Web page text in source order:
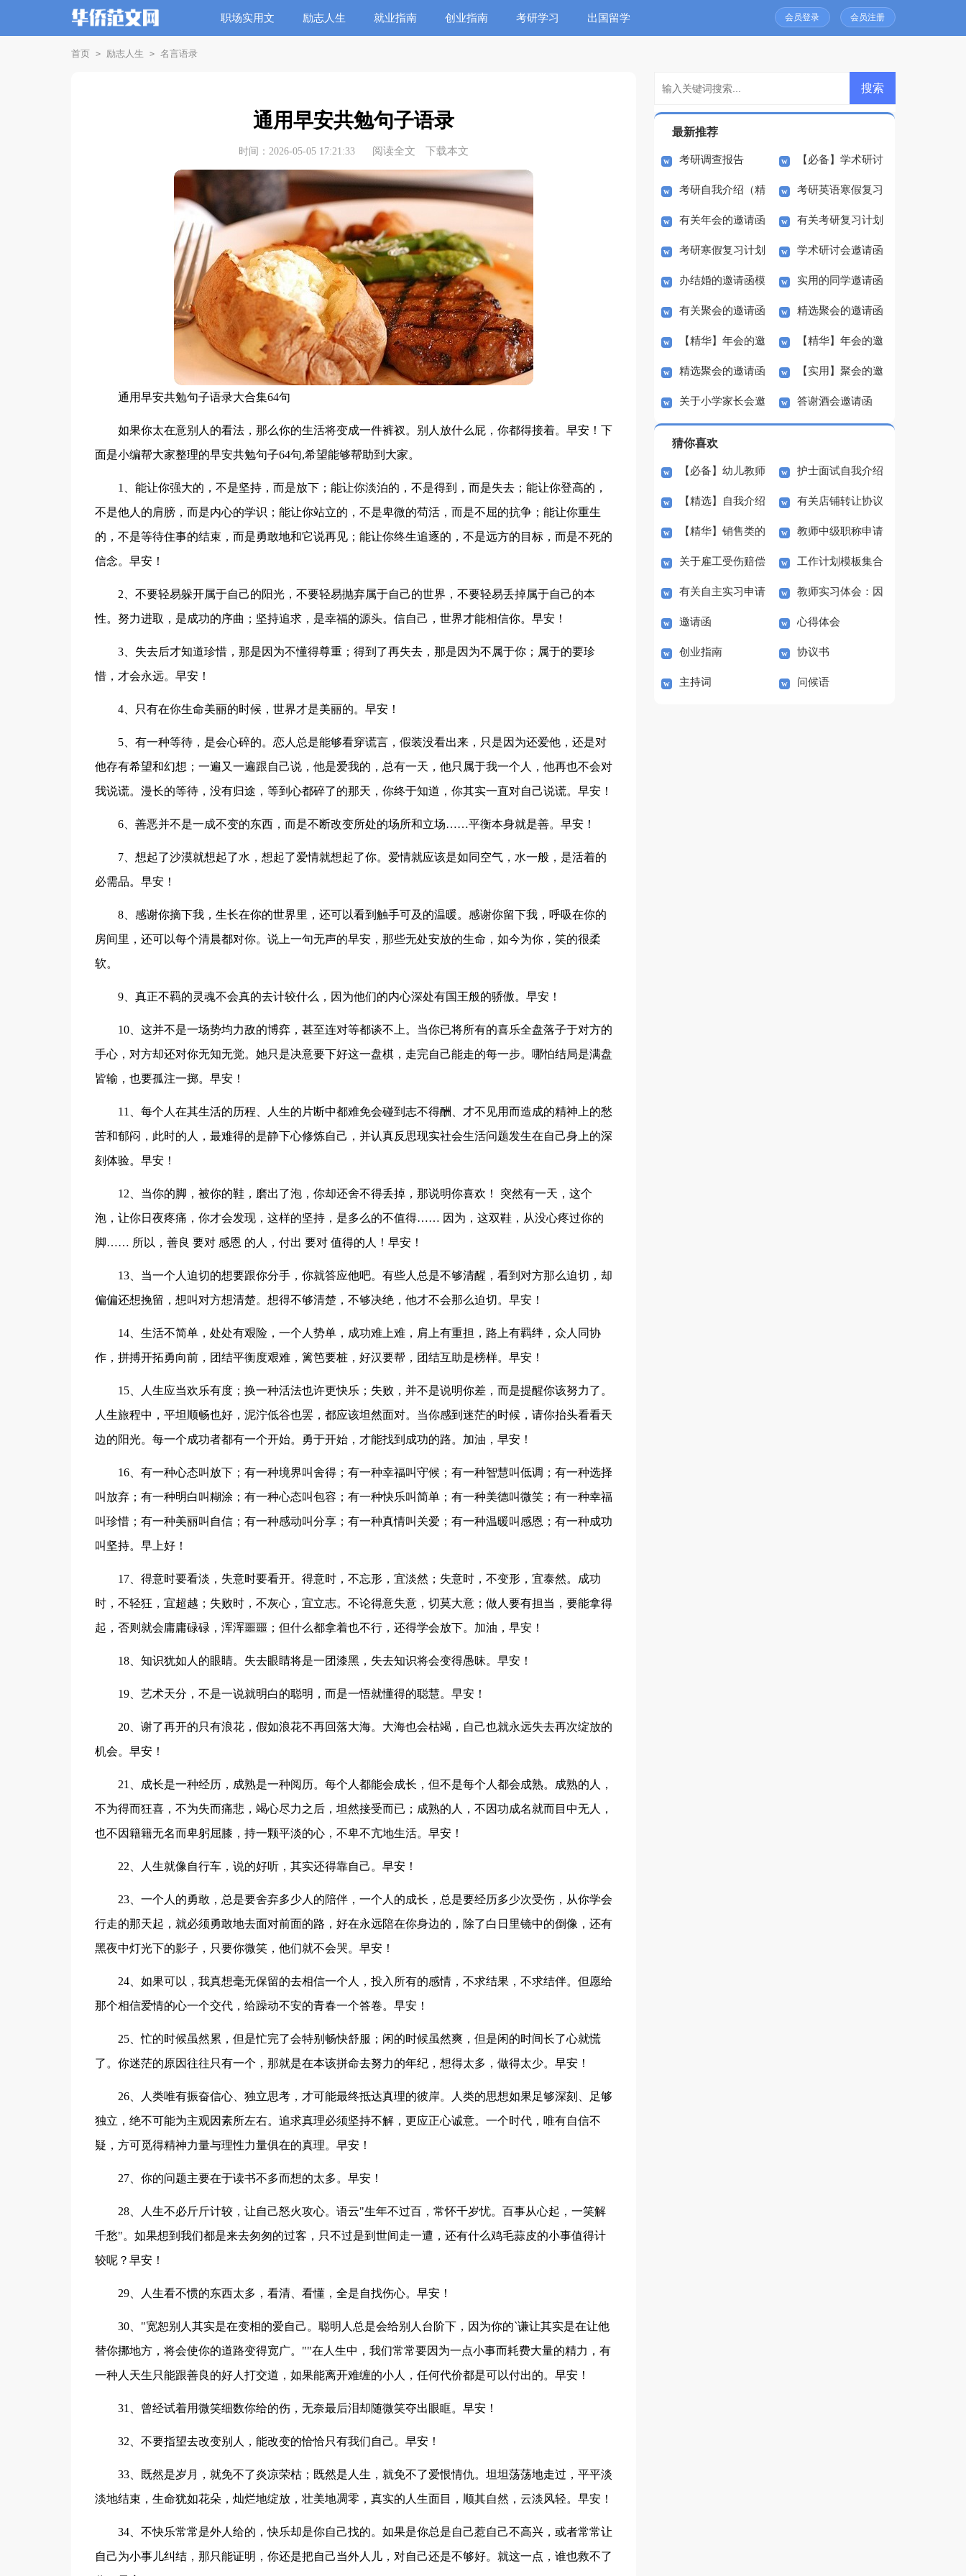
职场实用文 励志人生 就业指南 创业指南 考研学习 出国留学 会员登录 会员注册
首页 > 励志人生 > 名言语录
通用早安共勉句子语录
时间：2026-05-05 17:21:33 阅读全文 下载本文
通用早安共勉句子语录大合集64句
如果你太在意别人的看法，那么你的生活将变成一件裤衩。别人放什么屁，你都得接着。早安！下
面是小编帮大家整理的早安共勉句子64句,希望能够帮助到大家。
1、能让你强大的，不是坚持，而是放下；能让你淡泊的，不是得到，而是失去；能让你登高的，
不是他人的肩膀，而是内心的学识；能让你站立的，不是卑微的苟活，而是不屈的抗争；能让你重生
的，不是等待住事的结束，而是勇敢地和它说再见；能让你终生追逐的，不是远方的目标，而是不死的
信念。早安！
2、不要轻易躲开属于自己的阳光，不要轻易抛弃属于自己的世界，不要轻易丢掉属于自己的本
性。努力进取，是成功的序曲；坚持追求，是幸福的源头。信自己，世界才能相信你。早安！
3、失去后才知道珍惜，那是因为不懂得尊重；得到了再失去，那是因为不属于你；属于的要珍
惜，才会永远。早安！
4、只有在你生命美丽的时候，世界才是美丽的。早安！
5、有一种等待，是会心碎的。恋人总是能够看穿谎言，假装没看出来，只是因为还爱他，还是对
他存有希望和幻想；一遍又一遍跟自己说，他是爱我的，总有一天，他只属于我一个人，他再也不会对
我说谎。漫长的等待，没有归途，等到心都碎了的那天，你终于知道，你其实一直对自己说谎。早安！
6、善恶并不是一成不变的东西，而是不断改变所处的场所和立场……平衡本身就是善。早安！
7、想起了沙漠就想起了水，想起了爱情就想起了你。爱情就应该是如同空气，水一般，是活着的
必需品。早安！
8、感谢你摘下我，生长在你的世界里，还可以看到触手可及的温暖。感谢你留下我，呼吸在你的
房间里，还可以每个清晨都对你。说上一句无声的早安，那些无处安放的生命，如今为你，笑的很柔
软。
9、真正不羁的灵魂不会真的去计较什么，因为他们的内心深处有国王般的骄傲。早安！
10、这并不是一场势均力敌的博弈，甚至连对等都谈不上。当你已将所有的喜乐全盘落子于对方的
手心，对方却还对你无知无觉。她只是决意要下好这一盘棋，走完自己能走的每一步。哪怕结局是满盘
皆输，也要孤注一掷。早安！
11、每个人在其生活的历程、人生的片断中都难免会碰到志不得酬、才不见用而造成的精神上的愁
苦和郁闷，此时的人，最难得的是静下心修炼自己，并认真反思现实社会生活问题发生在自己身上的深
刻体验。早安！
12、当你的脚，被你的鞋，磨出了泡，你却还舍不得丢掉，那说明你喜欢！ 突然有一天，这个
泡，让你日夜疼痛，你才会发现，这样的坚持，是多么的不值得…… 因为，这双鞋，从没心疼过你的
脚…… 所以，善良 要对 感恩 的人，付出 要对 值得的人！早安！
13、当一个人迫切的想要跟你分手，你就答应他吧。有些人总是不够清醒，看到对方那么迫切，却
偏偏还想挽留，想叫对方想清楚。想得不够清楚，不够决绝，他才不会那么迫切。早安！
14、生活不简单，处处有艰险，一个人势单，成功难上难，肩上有重担，路上有羁绊，众人同协
作，拼搏开拓勇向前，团结平衡度艰难，篱笆要桩，好汉要帮，团结互助是榜样。早安！
15、人生应当欢乐有度；换一种活法也许更快乐；失败，并不是说明你差，而是提醒你该努力了。
人生旅程中，平坦顺畅也好，泥泞低谷也罢，都应该坦然面对。当你感到迷茫的时候，请你抬头看看天
边的阳光。每一个成功者都有一个开始。勇于开始，才能找到成功的路。加油，早安！
16、有一种心态叫放下；有一种境界叫舍得；有一种幸福叫守候；有一种智慧叫低调；有一种选择
叫放弃；有一种明白叫糊涂；有一种心态叫包容；有一种快乐叫简单；有一种美德叫微笑；有一种幸福
叫珍惜；有一种美丽叫自信；有一种感动叫分享；有一种真情叫关爱；有一种温暖叫感恩；有一种成功
叫坚持。早上好！
17、得意时要看淡，失意时要看开。得意时，不忘形，宜淡然；失意时，不变形，宜泰然。成功
时，不轻狂，宜超越；失败时，不灰心，宜立志。不论得意失意，切莫大意；做人要有担当，要能拿得
起，否则就会庸庸碌碌，浑浑噩噩；但什么都拿着也不行，还得学会放下。加油，早安！
18、知识犹如人的眼睛。失去眼睛将是一团漆黑，失去知识将会变得愚昧。早安！
19、艺术天分，不是一说就明白的聪明，而是一悟就懂得的聪慧。早安！
20、谢了再开的只有浪花，假如浪花不再回落大海。大海也会枯竭，自己也就永远失去再次绽放的
机会。早安！
21、成长是一种经历，成熟是一种阅历。每个人都能会成长，但不是每个人都会成熟。成熟的人，
不为得而狂喜，不为失而痛悲，竭心尽力之后，坦然接受而已；成熟的人，不因功成名就而目中无人，
也不因籍籍无名而卑躬屈膝，持一颗平淡的心，不卑不亢地生活。早安！
22、人生就像自行车，说的好听，其实还得靠自己。早安！
23、一个人的勇敢，总是要舍弃多少人的陪伴，一个人的成长，总是要经历多少次受伤，从你学会
行走的那天起，就必须勇敢地去面对前面的路，好在永远陪在你身边的，除了白日里镜中的倒像，还有
黑夜中灯光下的影子，只要你微笑，他们就不会哭。早安！
24、如果可以，我真想毫无保留的去相信一个人，投入所有的感情，不求结果，不求结伴。但愿给
那个相信爱情的心一个交代，给躁动不安的青春一个答卷。早安！
25、忙的时候虽然累，但是忙完了会特别畅快舒服；闲的时候虽然爽，但是闲的时间长了心就慌
了。你迷茫的原因往往只有一个，那就是在本该拼命去努力的年纪，想得太多，做得太少。早安！
26、人类唯有振奋信心、独立思考，才可能最终抵达真理的彼岸。人类的思想如果足够深刻、足够
独立，绝不可能为主观因素所左右。追求真理必须坚持不解，更应正心诚意。一个时代，唯有自信不
疑，方可觅得精神力量与理性力量俱在的真理。早安！
27、你的问题主要在于读书不多而想的太多。早安！
28、人生不必斤斤计较，让自己怒火攻心。语云"生年不过百，常怀千岁忧。百事从心起，一笑解
千愁"。如果想到我们都是来去匆匆的过客，只不过是到世间走一遭，还有什么鸡毛蒜皮的小事值得计
较呢？早安！
29、人生看不惯的东西太多，看清、看懂，全是自找伤心。早安！
30、"宽恕别人其实是在变相的爱自己。聪明人总是会给别人台阶下，因为你的`谦让其实是在让他
替你挪地方，将会使你的道路变得宽广。""在人生中，我们常常要因为一点小事而耗费大量的精力，有
一种人天生只能跟善良的好人打交道，如果能离开难缠的小人，任何代价都是可以付出的。早安！
31、曾经试着用微笑细数你给的伤，无奈最后泪却随微笑夺出眼眶。早安！
32、不要指望去改变别人，能改变的恰恰只有我们自己。早安！
33、既然是岁月，就免不了炎凉荣枯；既然是人生，就免不了爱恨情仇。坦坦荡荡地走过，平平淡
淡地结束，生命犹如花朵，灿烂地绽放，壮美地凋零，真实的人生面目，顺其自然，云淡风轻。早安！
34、不快乐常常是外人给的，快乐却是你自己找的。如果是你总是自己惹自己不高兴，或者常常让
自己为小事儿纠结，那只能证明，你还是把自己当外人儿，对自己还是不够好。就这一点，谁也救不了
最新推荐
考研调查报告 【必备】学术研讨
会邀请函三篇
考研自我介绍（精
选15篇）
考研英语寒假复习
计划3篇
有关年会的邀请函
模板合集九篇
有关考研复习计划
范文锦集8篇
考研寒假复习计划
(9篇)
学术研讨会邀请函
锦集八篇
办结婚的邀请函模
板合集8篇
实用的同学邀请函
模板集合六篇
有关聚会的邀请函
模板合集6篇
精选聚会的邀请函
模板合集10篇
【精华】年会的邀
请函模板合集八篇
【精华】年会的邀
请函模板合集五篇
精选聚会的邀请函
模板合集六篇
【实用】聚会的邀
请函模板合集8篇
关于小学家长会邀 答谢酒会邀请函
猜你喜欢
【必备】幼儿教师
培训总结集合5篇
护士面试自我介绍
(汇编15篇)
【精选】自我介绍
的作文300字集锦八篇
有关店铺转让协议
书3篇
【精华】销售类的
实习报告锦集六篇
教师中级职称申请
书
关于雇工受伤赔偿
协议书范本（精选3
篇）
工作计划模板集合
七篇
有关自主实习申请
书3篇
教师实习体会：因
材施教
邀请函 心得体会
创业指南 协议书
主持词 问候语